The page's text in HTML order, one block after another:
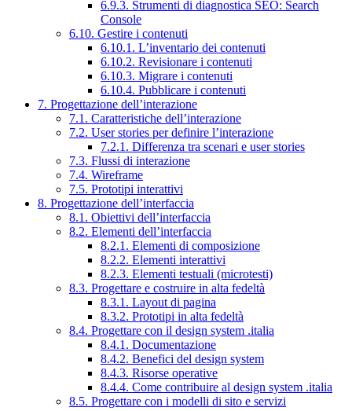
6.9.3. Strumenti di diagnostica SEO: Search
Console
6.10. Gestire i contenuti
6.10.1. L’inventario dei contenuti
6.10.2. Revisionare i contenuti
6.10.3. Migrare i contenuti
6.10.4. Pubblicare i contenuti
7. Progettazione dell’interazione
7.1. Caratteristiche dell’interazione
7.2. User stories per definire l’interazione
7.2.1. Differenza tra scenari e user stories
7.3. Flussi di interazione
7.4. Wireframe
7.5. Prototipi interattivi
8. Progettazione dell’interfaccia
8.1. Obiettivi dell’interfaccia
8.2. Elementi dell’interfaccia
8.2.1. Elementi di composizione
8.2.2. Elementi interattivi
8.2.3. Elementi testuali (microtesti)
8.3. Progettare e costruire in alta fedeltà
8.3.1. Layout di pagina
8.3.2. Prototipi in alta fedeltà
8.4. Progettare con il design system .italia
8.4.1. Documentazione
8.4.2. Benefici del design system
8.4.3. Risorse operative
8.4.4. Come contribuire al design system .italia
8.5. Progettare con i modelli di sito e servizi